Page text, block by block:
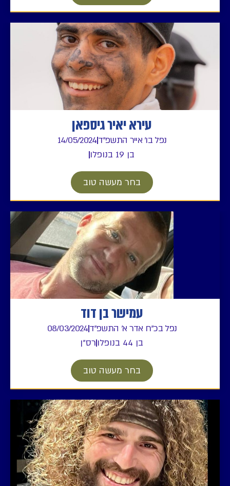
עירא יאיר גיספאן
נפל בו' אייר התשפ"ד14/05/2024
בן 19 בנופלו
בחר מעשה טוב
עמישר בן דוד
נפל בכ"ח אדר א' התשפ"ד08/03/2024
בן 44 בנופלו
רס"ן
בחר מעשה טוב